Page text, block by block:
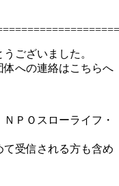
ございました。
体への連絡はこちらへ
ＰＯスローライフ・
受信される方も含め